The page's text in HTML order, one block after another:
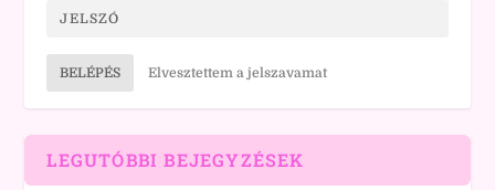
BELÉPÉS Elvesztettem a jelszavamat
LEGUTÓBBI BEJEGYZÉSEK